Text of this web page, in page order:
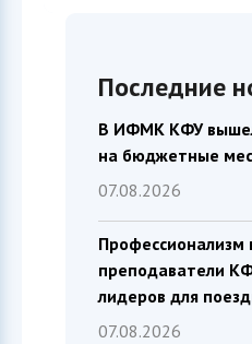
Последние
В ИФМК КФУ вышел
на бюджетные
07.08.2026
Профессионализм
преподаватели
лидеров для
07.08.2026